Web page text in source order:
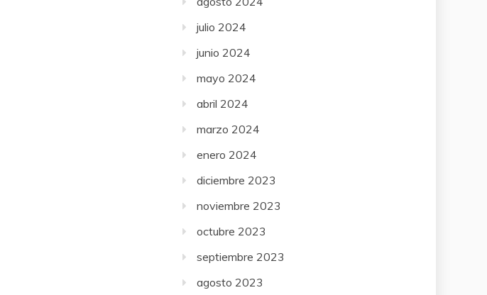
julio 2024
junio 2024
mayo 2024
abril 2024
marzo 2024
enero 2024
diciembre 2023
noviembre 2023
octubre 2023
septiembre 2023
agosto 2023